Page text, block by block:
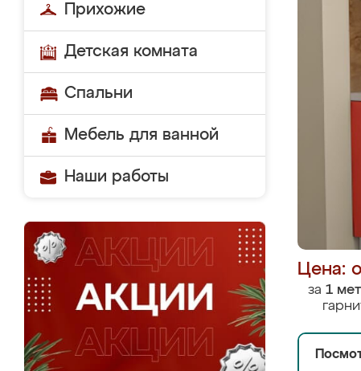
Прихожие
Детская комната
Спальни
Мебель для ванной
Наши работы
Цена:
за 1